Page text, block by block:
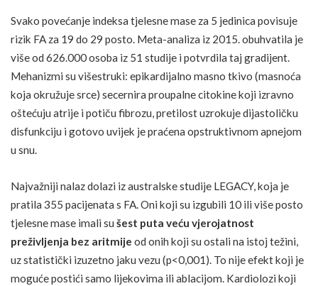
Svako povećanje indeksa tjelesne mase za 5 jedinica povisuje
rizik FA za 19 do 29 posto. Meta-analiza iz 2015. obuhvatila je
više od 626.000 osoba iz 51 studije i potvrdila taj gradijent.
Mehanizmi su višestruki: epikardijalno masno tkivo (masnoća
koja okružuje srce) secernira proupalne citokine koji izravno
oštećuju atrije i potiču fibrozu, pretilostuzrokuje dijastoličku
disfunkciju i gotovo uvijek je praćena opstruktivnom apnejom
u snu.
Najvažniji nalaz dolazi iz australske studije LEGACY, koja je
pratila 355 pacijenata s FA. Oni koji su izgubili 10 ili više posto
tjelesne mase imali su šest puta veću vjerojatnost
preživljenja bez aritmije od onih koji su ostali na istoj težini,
uz statistički izuzetno jaku vezu (p<0,001). To nije efekt koji je
moguće postići samo lijekovima ili ablacijom. Kardiolozi koji